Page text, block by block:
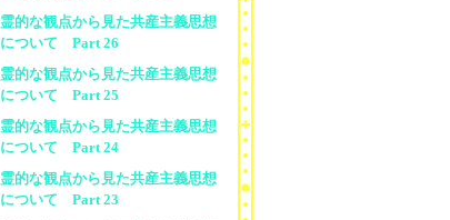
霊的な観点から見た共産主義思想
について Part 26
霊的な観点から見た共産主義思想
について Part 25
霊的な観点から見た共産主義思想
について Part 24
霊的な観点から見た共産主義思想
について Part 23